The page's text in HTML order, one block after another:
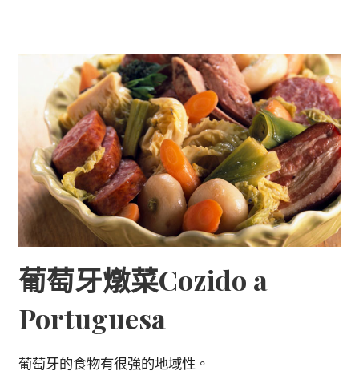
葡萄牙燉菜Cozido a
Portuguesa
葡萄牙的食物有很強的地域性。